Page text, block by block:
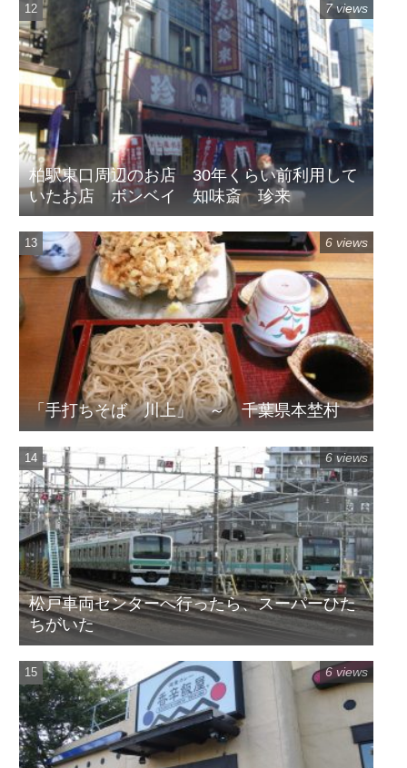
柏駅東口周辺のお店 30年くらい前利用して
いたお店 ボンベイ 知味斎 珍来
7 views
「手打ちそば 川上」 ～ 千葉県本埜村
6 views
松戸車両センターへ行ったら、スーパーひた
ちがいた
6 views
6 views